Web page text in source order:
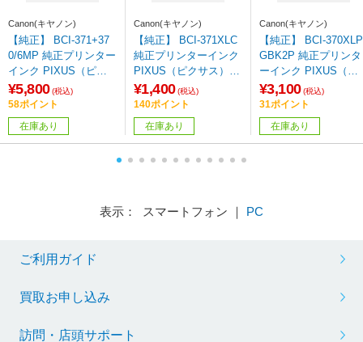
Canon(キヤノン)
【純正】 BCI-371+37
0/6MP 純正プリンター
インク PIXUS（ピク
サス） 6色マルチパッ
ク
¥5,800 (税込)
58ポイント
在庫あり
Canon(キヤノン)
【純正】 BCI-371XLC
純正プリンターインク
PIXUS（ピクサス）
シアン（大容量）
¥1,400 (税込)
140ポイント
在庫あり
Canon(キヤノン)
【純正】 BCI-370XLP
GBK2P 純正プリンタ
ーインク PIXUS（ピ
クサス） ブラック（
容量）
¥3,100 (税込)
31ポイント
在庫あり
表示： スマートフォン ｜ PC
ご利用ガイド
買取お申し込み
訪問・店頭サポート